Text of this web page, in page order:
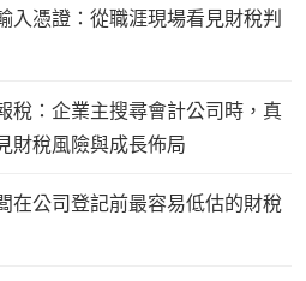
入憑證：從職涯現場看見財稅判
稅：企業主搜尋會計公司時，真
財稅風險與成長佈局
在公司登記前最容易低估的財稅